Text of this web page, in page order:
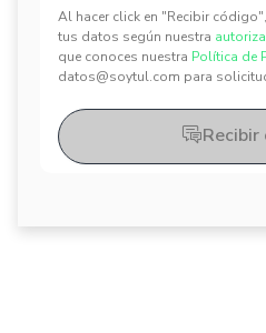
Al hacer click en "Recibir
tus datos según nuestra
que conoces nuestra Política de
datos@soytul.com para
Recibir